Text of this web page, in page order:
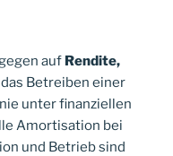
auf Rendite,
Betreiben einer
unter finanziellen
Amortisation bei
und Betrieb sind